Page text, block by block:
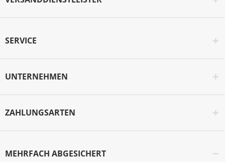
SERVICE
UNTERNEHMEN
ZAHLUNGSARTEN
MEHRFACH ABGESICHERT